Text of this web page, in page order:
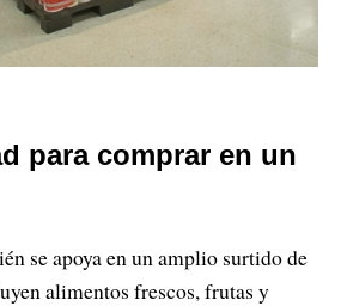
para comprar en un
se apoya en un amplio surtido de
alimentos frescos, frutas y